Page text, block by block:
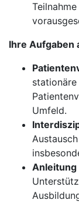
Ihre Aufgaben
Umfeld.